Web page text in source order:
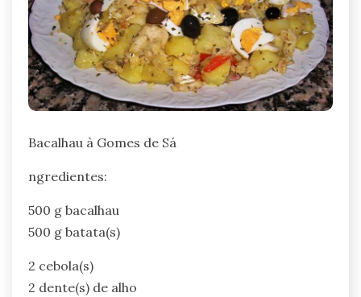
Bacalhau à Gomes de Sá
ngredientes:
500 g bacalhau
500 g batata(s)
2 cebola(s)
2 dente(s) de alho